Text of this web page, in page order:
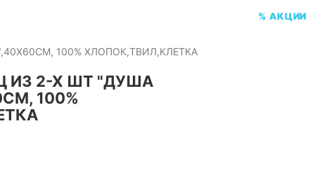
% АКЦИИ
100% ХЛОПОК,ТВИЛ,КЛЕТКА
ИЗ 2-Х ШТ "ДУША
100%